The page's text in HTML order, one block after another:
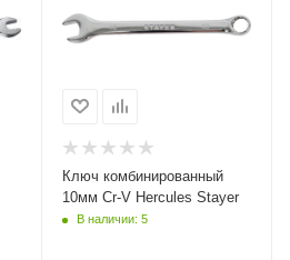
Ключ комбинированный
10мм Cr-V Hercules Stayer
В наличии: 5